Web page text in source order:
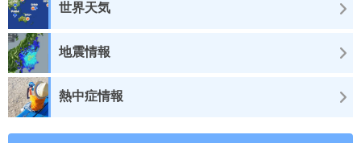
世界天気
地震情報
熱中症情報